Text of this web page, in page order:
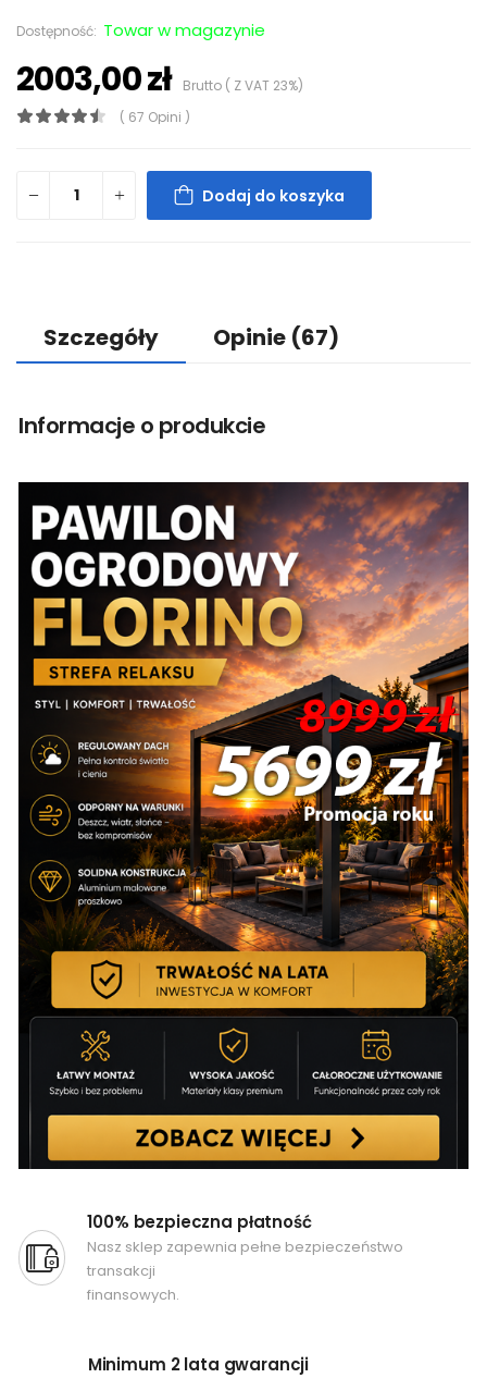
Dostępność: Towar w magazynie
2003,00 złBrutto ( Z VAT 23%)
( 67 Opini )
Dodaj do koszyka
Szczegóły Opinie (67)
Informacje o produkcie
100% bezpieczna płatność
Nasz sklep zapewnia pełne bezpieczeństwo
transakcji
finansowych.
Minimum 2 lata gwarancji